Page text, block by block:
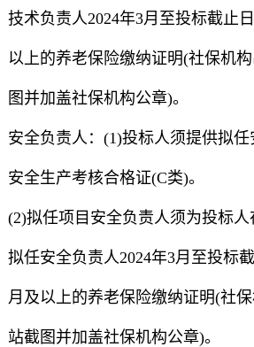
技术负责人2024年3月至投标截止
以上的养老保险缴纳证明(社保机
图并加盖社保机构公章)。
安全负责人：(1)投标人须提供拟
安全生产考核合格证(C类)。
(2)拟任项目安全负责人须为投标
拟任安全负责人2024年3月至投标
月及以上的养老保险缴纳证明(社
站截图并加盖社保机构公章)。